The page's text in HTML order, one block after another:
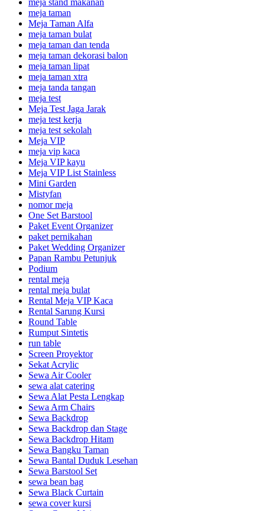
meja stand makanan
meja taman
Meja Taman Alfa
meja taman bulat
meja taman dan tenda
meja taman dekorasi balon
meja taman lipat
meja taman xtra
meja tanda tangan
meja test
Meja Test Jaga Jarak
meja test kerja
meja test sekolah
Meja VIP
meja vip kaca
Meja VIP kayu
Meja VIP List Stainless
Mini Garden
Mistyfan
nomor meja
One Set Barstool
Paket Event Organizer
paket pernikahan
Paket Wedding Organizer
Papan Rambu Petunjuk
Podium
rental meja
rental meja bulat
Rental Meja VIP Kaca
Rental Sarung Kursi
Round Table
Rumput Sintetis
run table
Screen Proyektor
Sekat Acrylic
Sewa Air Cooler
sewa alat catering
Sewa Alat Pesta Lengkap
Sewa Arm Chairs
Sewa Backdrop
Sewa Backdrop dan Stage
Sewa Backdrop Hitam
Sewa Bangku Taman
Sewa Bantal Duduk Lesehan
Sewa Barstool Set
sewa bean bag
Sewa Black Curtain
sewa cover kursi